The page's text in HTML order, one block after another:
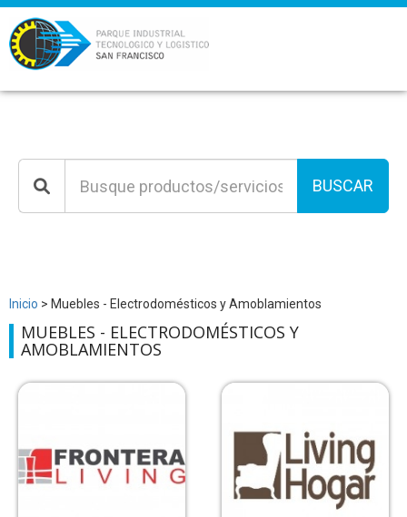
BUSCAR
Inicio > Muebles - Electrodomésticos y Amoblamientos
MUEBLES - ELECTRODOMÉSTICOS Y
AMOBLAMIENTOS